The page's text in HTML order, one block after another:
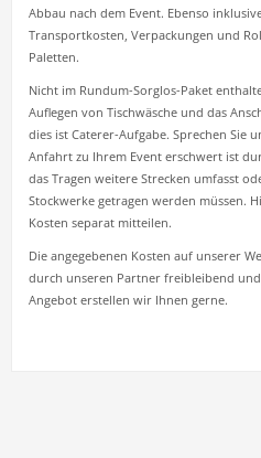
Abbau nach dem Event. Ebenso
Transportkosten, Verpackungen und
Paletten.
Nicht im Rundum-Sorglos-Paket
Auflegen von Tischwäsche und das
dies ist Caterer-Aufgabe. Sprechen Sie
Anfahrt zu Ihrem Event erschwert ist
das Tragen weitere Strecken umfasst
Stockwerke getragen werden müssen.
Kosten separat mitteilen.
Die angegebenen Kosten auf unserer
durch unseren Partner freibleibend
Angebot erstellen wir Ihnen gerne.